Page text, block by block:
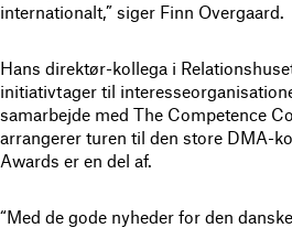
internationalt,” siger Finn Overgaard.
Hans direktør-kollega i
initiativtager til
samarbejde med The Competence
arrangerer turen til den store DMA-
Awards er en del af.
“Med de gode nyheder for den